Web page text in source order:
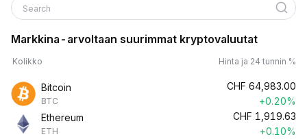
Search
Markkina-arvoltaan suurimmat kryptovaluutat
Kolikko Hinta ja 24 tunnin %
Bitcoin
BTC
CHF 64,983.00
+0.20%
Ethereum
ETH
CHF 1,919.63
+0.10%